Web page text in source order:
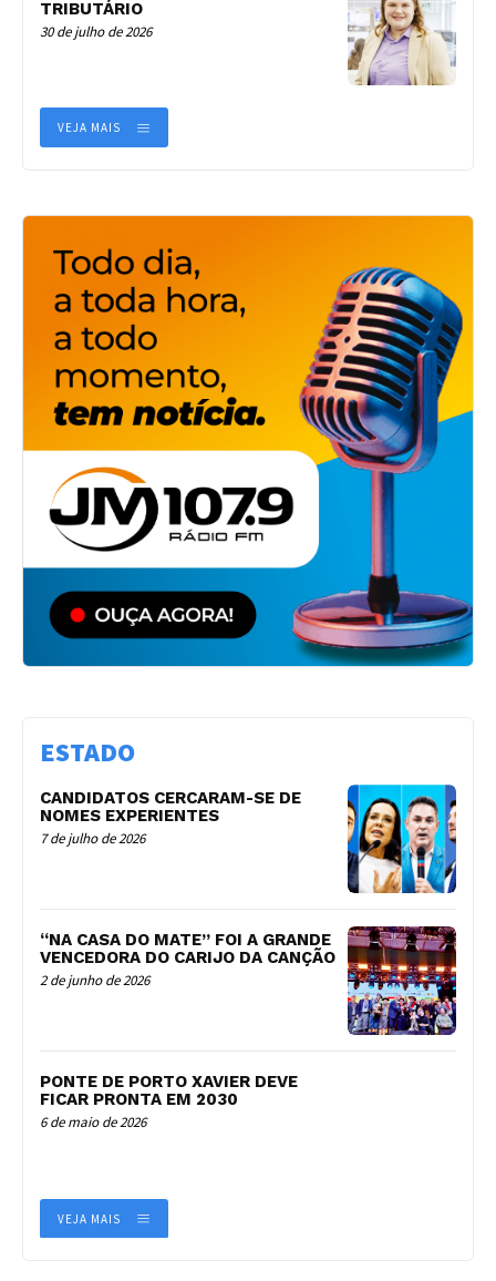
TRIBUTÁRIO
30 de julho de 2026
VEJA MAIS
ESTADO
CANDIDATOS CERCARAM-SE DE
NOMES EXPERIENTES
7 de julho de 2026
“NA CASA DO MATE” FOI A GRANDE
VENCEDORA DO CARIJO DA CANÇÃO
2 de junho de 2026
PONTE DE PORTO XAVIER DEVE
FICAR PRONTA EM 2030
6 de maio de 2026
VEJA MAIS